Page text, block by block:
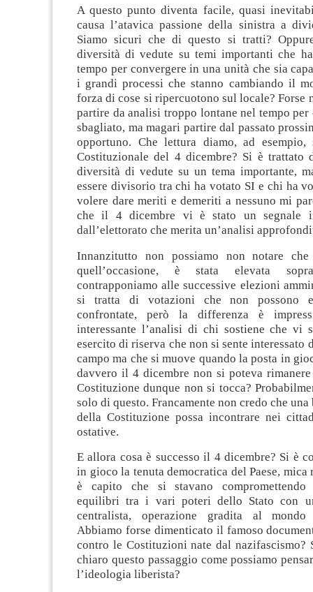
A questo punto diventa facile, quasi
causa l’atavica passione della sinistra a
Siamo sicuri che di questo si tratti?
diversità di vedute su temi importanti che
tempo per convergere in una unità che sia
i grandi processi che stanno cambiando il
forza di cose si ripercuotono sul locale? Forse
partire da analisi troppo lontane nel tempo per
sbagliato, ma magari partire dal passato
opportuno. Che lettura diamo, ad esempio,
Costituzionale del 4 dicembre? Si è trattato
diversità di vedute su un tema importante,
essere divisorio tra chi ha votato SI e chi ha
volere dare meriti e demeriti a nessuno mi
che il 4 dicembre vi è stato un segnale
dall’elettorato che merita un’analisi
Innanzitutto non possiamo non notare
quell’occasione, è stata elevata
contrapponiamo alle successive elezioni
si tratta di votazioni che non possono
confrontate, però la differenza è
interessante l’analisi di chi sostiene che vi
esercito di riserva che non si sente interessato
campo ma che si muove quando la posta in
davvero il 4 dicembre non si poteva
Costituzione dunque non si tocca?
solo di questo. Francamente non credo che
della Costituzione possa incontrare nei
ostative.
E allora cosa è successo il 4 dicembre? Si è
in gioco la tenuta democratica del Paese, mica
è capito che si stavano compromettendo
equilibri tra i vari poteri dello Stato con
centralista, operazione gradita al
Abbiamo forse dimenticato il famoso
contro le Costituzioni nate dal nazifascismo?
chiaro questo passaggio come possiamo
l’ideologia liberista?